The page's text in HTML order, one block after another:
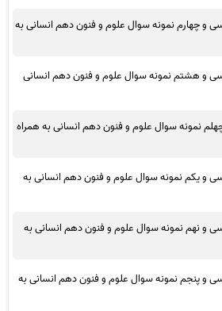
و چهارم نمونه سوال علوم و فنون دهم انسانی به
سی و هشتم نمونه سوال علوم و فنون دهم انسانی
نمونه سوال علوم و فنون دهم انسانی به همراه
سی و یکم نمونه سوال علوم و فنون دهم انسانی به
و نهم نمونه سوال علوم و فنون دهم انسانی به
سی و پنجم نمونه سوال علوم و فنون دهم انسانی به